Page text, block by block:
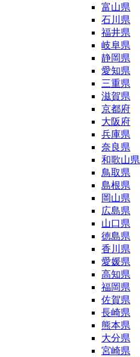
富山県
石川県
福井県
岐阜県
静岡県
愛知県
三重県
滋賀県
京都府
大阪府
兵庫県
奈良県
和歌山県
鳥取県
島根県
岡山県
広島県
山口県
徳島県
香川県
愛媛県
高知県
福岡県
佐賀県
長崎県
熊本県
大分県
宮崎県